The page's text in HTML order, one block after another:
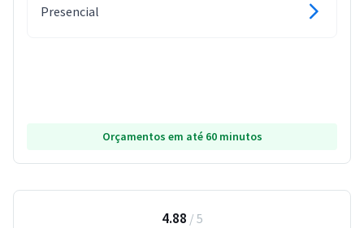
Presencial
Orçamentos em até 60 minutos
4.88 / 5